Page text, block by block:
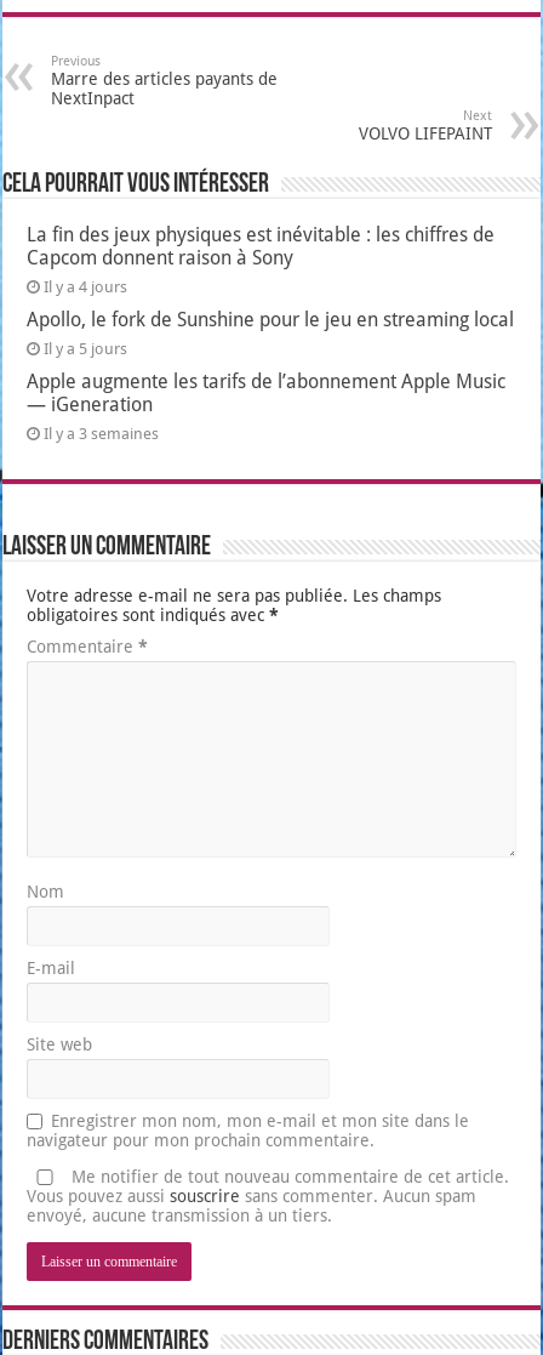
Previous
Marre des articles payants de
NextInpact
Next
VOLVO LIFEPAINT
Cela pourrait vous intéresser
La fin des jeux physiques est inévitable : les chiffres de
Capcom donnent raison à Sony
Il y a 4 jours
Apollo, le fork de Sunshine pour le jeu en streaming local
Il y a 5 jours
Apple augmente les tarifs de l’abonnement Apple Music
— iGeneration
Il y a 3 semaines
Laisser un commentaire
Votre adresse e-mail ne sera pas publiée. Les champs
obligatoires sont indiqués avec*
Commentaire*
Nom
E-mail
Site web
Enregistrer mon nom, mon e-mail et mon site dans le
navigateur pour mon prochain commentaire.
Me notifier de tout nouveau commentaire de cet article.
Vous pouvez aussisouscrire sans commenter. Aucun spam
envoyé, aucune transmission à un tiers.
Derniers Commentaires